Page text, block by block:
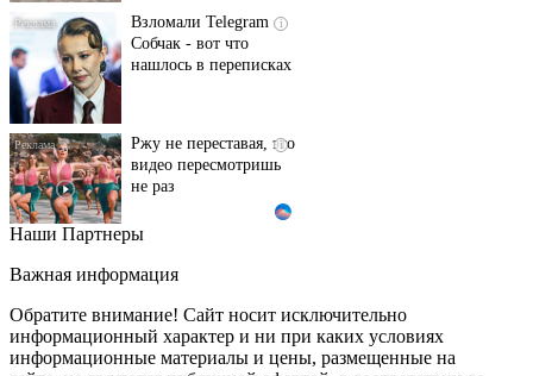
Собчак - вот что
нашлось в переписках
видео пересмотришь
не раз
Ролик длится пару
шоке от увиденного
i
Ролик из Омска: вы
Наши Партнеры
Важная информация
Обратите внимание! Сайт носит исключительно
информационный характер и ни при каких условиях
информационные материалы и цены, размещенные на